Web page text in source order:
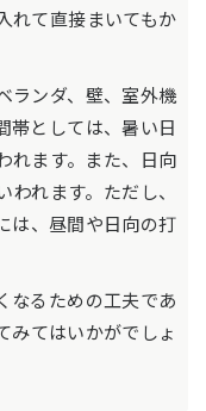
れて直接まいてもか
ランダ、壁、室外機
帯としては、暑い日
れます。また、日向
れます。ただし、
は、昼間や日向の打
なるための工夫であ
みてはいかがでしょ